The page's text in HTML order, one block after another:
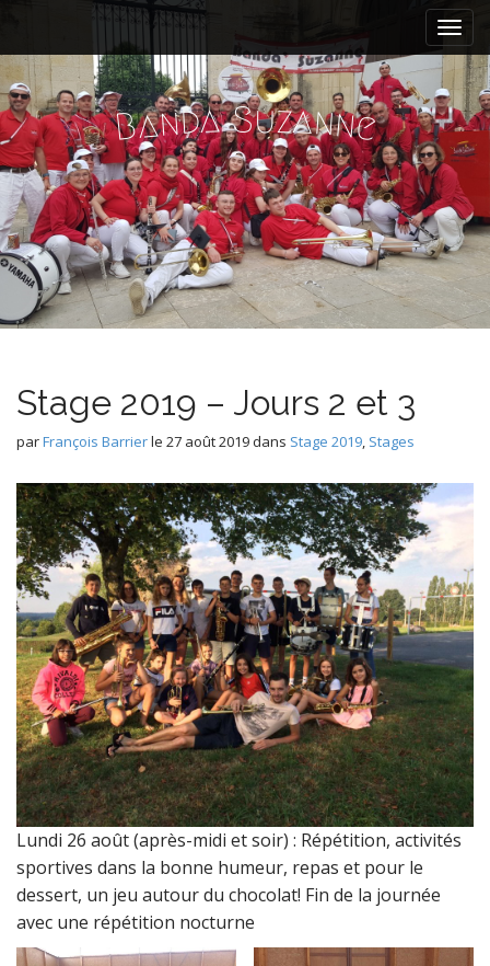
i
n
m
e
n
u
i
p
t
o
c
o
t
e
n
Banda Suzanne
Stage 2019 – Jours 2 et 3
parFrançois Barrierle 27 août 2019dans Stage 2019, Stages
Lundi 26 août (après-midi et soir) : Répétition, activités
sportives dans la bonne humeur, repas et pour le
dessert, un jeu autour du chocolat! Fin de la journée
avec une répétition nocturne